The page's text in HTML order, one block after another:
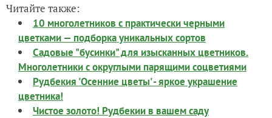
Читайте также:
10 многолетников с практически черными
цветками — подборка уникальных сортов
Садовые "бусинки" для изысканных цветников.
Многолетники с округлыми парящими соцветиями
Рудбекия 'Осенние цветы' - яркое украшение
цветника!
Чистое золото! Рудбекии в вашем саду